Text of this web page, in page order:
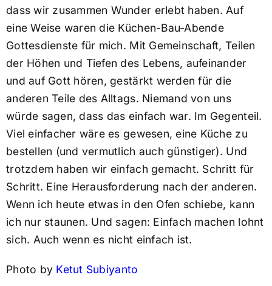
dass wir zusammen Wunder erlebt haben. Auf
eine Weise waren die Küchen-Bau-Abende
Gottesdienste für mich. Mit Gemeinschaft, Teilen
der Höhen und Tiefen des Lebens, aufeinander
und auf Gott hören, gestärkt werden für die
anderen Teile des Alltags. Niemand von uns
würde sagen, dass das einfach war. Im Gegenteil.
Viel einfacher wäre es gewesen, eine Küche zu
bestellen (und vermutlich auch günstiger). Und
trotzdem haben wir einfach gemacht. Schritt für
Schritt. Eine Herausforderung nach der anderen.
Wenn ich heute etwas in den Ofen schiebe, kann
ich nur staunen. Und sagen: Einfach machen lohnt
sich. Auch wenn es nicht einfach ist.
Photo by Ketut Subiyanto